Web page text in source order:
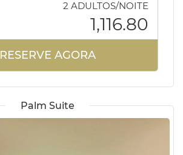
2 ADULTOS/NOITE
1,116.80
RESERVE AGORA
Palm Suite